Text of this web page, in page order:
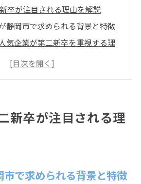
卒が注目される理由を解説
静岡市で求められる背景と特徴
気企業が第二新卒を重視する理
めとけと感じる不安への静岡市
静岡市で実現できる働き方の種
新卒が注目される理
市で求められる背景と特徴